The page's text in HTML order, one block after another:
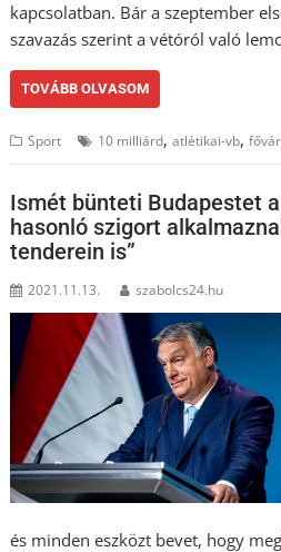
kapcsolatban. Bár a szeptember
szavazás szerint a vétóról való
TOVÁBB OLVASOM
Sport 10 milliárd,atlétikai-vb,
Ismét bünteti Budapestet
hasonló szigort
tenderein is”
2021.11.13. szabolcs24.hu
és minden eszközt bevet, hogy